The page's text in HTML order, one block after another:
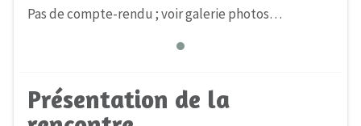
Pas de compte-rendu ; voir galerie photos…
Présentation de la